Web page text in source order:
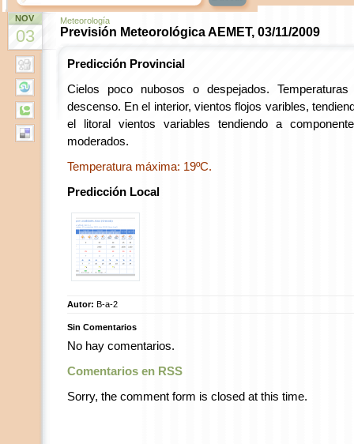
NOV
03
Meteorología
Previsión Meteorológica AEMET, 03/11/2009
Predicción Provincial
Cielos poco nubosos o despejados.
descenso. En el interior, vientos flojos varibles,
el litoral vientos variables tendiendo a
moderados.
Temperatura máxima: 19ºC.
Predicción Local
Autor: B-a-2
Sin Comentarios
No hay comentarios.
Comentarios en RSS
Sorry, the comment form is closed at this time.